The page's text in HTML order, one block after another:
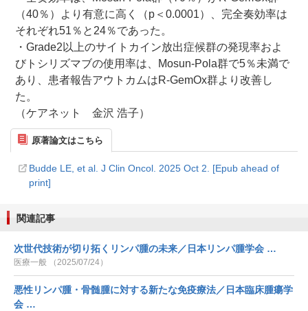
（40％）より有意に高く（p＜0.0001）、完全奏効率は
それぞれ51％と24％であった。
・Grade2以上のサイトカイン放出症候群の発現率およ
びトシリズマブの使用率は、Mosun-Pola群で5％未満で
あり、患者報告アウトカムはR-GemOx群より改善し
た。
（ケアネット 金沢 浩子）
原著論文はこちら
Budde LE, et al. J Clin Oncol. 2025 Oct 2. [Epub ahead of
print]
関連記事
次世代技術が切り拓くリンパ腫の未来／日本リンパ腫学会 …
医療一般 （2025/07/24）
悪性リンパ腫・骨髄腫に対する新たな免疫療法／日本臨床腫瘍学
会 …